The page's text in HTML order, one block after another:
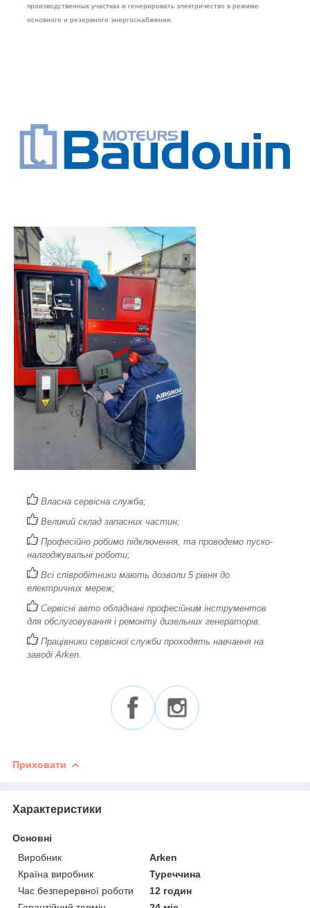
производственных участках и генерировать электричество в режиме
основного и резервного энергоснабжения.
Власна сервісна служба;
Великий склад запасних частин;
Професійно робимо підключення, та проводемо пуско-
налгоджувальні роботи;
Всі співробітники мають дозволи 5 рівня до
електричних мереж;
Сервісні авто обладнані професійним інструментов
для обслуговування і ремонту дизельних генераторів.
Працівники сервісної служби проходять навчання на
заводі Arken.
Приховати
Характеристики
Основні
Виробник
Arken
Країна виробник
Туреччина
Час безперервної роботи
12 годин